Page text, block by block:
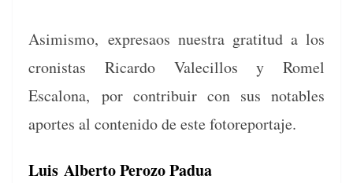
Asimis­mo, expre­saos nues­tra grat­i­tud a los
cro­nistas Ricar­do Vale­cil­los y Romel
Escalona, por con­tribuir con sus nota­bles
aportes al con­tenido de este fotoreportaje.
Luis Alberto Perozo Padua